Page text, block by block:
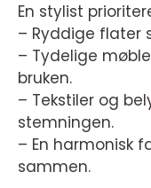
En stylist
– Ryddige flater
– Tydelige
bruken.
– Tekstiler og
stemningen.
– En harmonisk
sammen.